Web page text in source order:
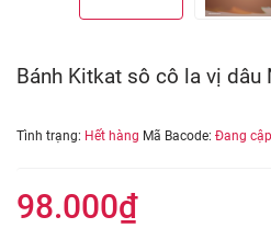
Bánh Kitkat sô cô la vị dâu
Tình trạng: Hết hàng Mã Bacode: Đang
98.000₫